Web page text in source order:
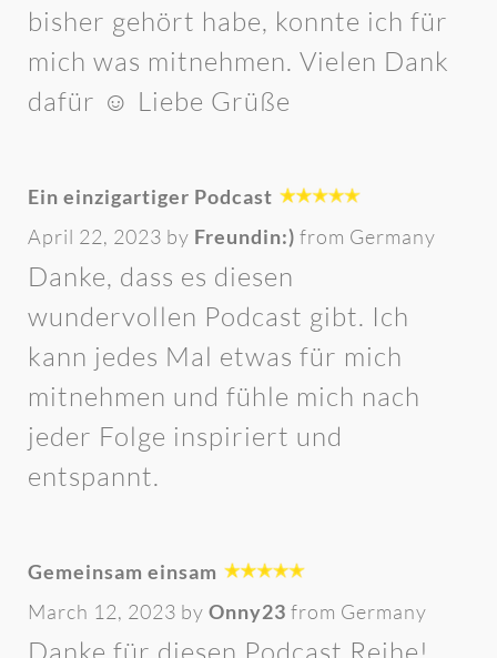
bisher gehört habe, konnte ich für
mich was mitnehmen. Vielen Dank
dafür ☺️ Liebe Grüße
Ein einzigartiger Podcast
April 22, 2023 by Freundin:) from Germany
Danke, dass es diesen
wundervollen Podcast gibt. Ich
kann jedes Mal etwas für mich
mitnehmen und fühle mich nach
jeder Folge inspiriert und
entspannt.
Gemeinsam einsam
March 12, 2023 by Onny23 from Germany